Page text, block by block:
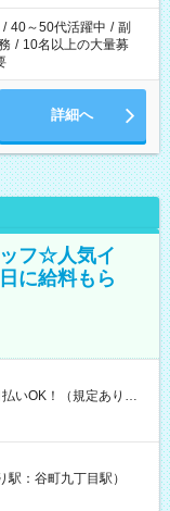
/ 40～50代活躍中 / 副
/ 10名以上の大量募
詳細へ
フ☆人気イ
に給料もら
ンビニATMから 日払
：谷町九丁目駅）